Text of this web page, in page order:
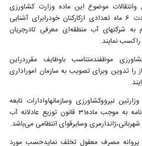
وانتقالات موضوع این ماده وزارت کشاورزی
عنداللزوم می‌تواندبرای مدت 6 ماه تعدادی ازکارکنان خودرابرای آشنایی
به شرکتهای آب منطقه‌ای معرفی تادرجریان
راکسب نمایند.
موظفندمتناسب باوظایف مقرردراین
را تدوین وبرای تصویب به سازمان اموراداری
وزارتین نیرووکشاورزی وسازمانهاوادارات تابعه
آنهادررابطه بامفاداین آئین‌نامه به موجب ماده31 قانون توزیع عادلانه آب
وسایرقوای انتظامی می‌باشد.
پروانه مصرف معقول تخلف نمایدحسب مورد